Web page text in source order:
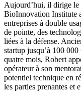
Aujourd’hui, il dirige
BioInnovation Institute
entreprises à double
de pointe, des
liées à la défense.
startup jusqu’à 100 000
quatre mois, Robert
opérateur à son
potentiel technique en
les parties prenantes et